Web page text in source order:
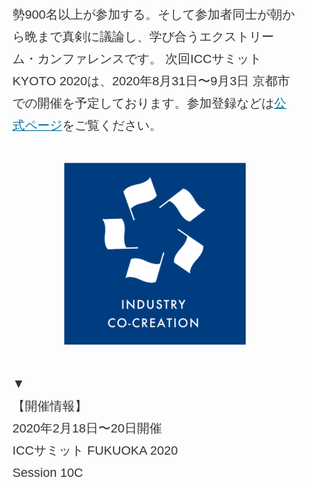
勢900名以上が参加する。そして参加者同士が朝か
ら晩まで真剣に議論し、学び合うエクストリー
ム・カンファレンスです。 次回ICCサミット
KYOTO 2020は、2020年8月31日〜9月3日 京都市
での開催を予定しております。参加登録などは公
式ページをご覧ください。
▼
【開催情報】
2020年2月18日〜20日開催
ICCサミット FUKUOKA 2020
Session 10C